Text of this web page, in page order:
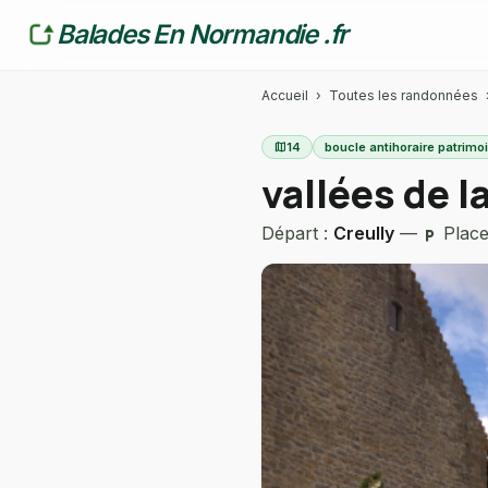
Balades En Normandie .fr
Accueil › Toutes les randonnées
map14 boucle antihoraire
vallées de
Départ : Creully — local_parking